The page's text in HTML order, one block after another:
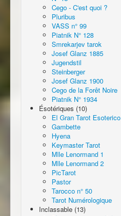
Cego - C'est quoi ?
Pluribus
VASS n° 99
Piatnik N° 128
Smrekarjev tarok
Josef Glanz 1885
Jugendstil
Steinberger
Josef Glanz 1900
Cego de la Forêt Noire
Piatnik N° 1934
Ésotériques (10)
El Gran Tarot Esoterico
Gambette
Hyena
Keymaster Tarot
Mlle Lenormand 1
Mlle Lenormand 2
PicTarot
Pastor
Tarocco n° 50
Tarot Numérologique
Inclassable (13)